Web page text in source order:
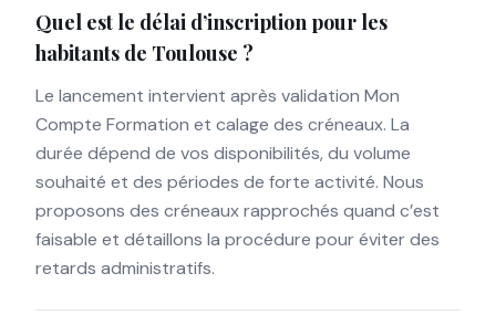
Quel est le délai d’inscription pour les
habitants de Toulouse ?
Le lancement intervient après validation Mon
Compte Formation et calage des créneaux. La
durée dépend de vos disponibilités, du volume
souhaité et des périodes de forte activité. Nous
proposons des créneaux rapprochés quand c’est
faisable et détaillons la procédure pour éviter des
retards administratifs.